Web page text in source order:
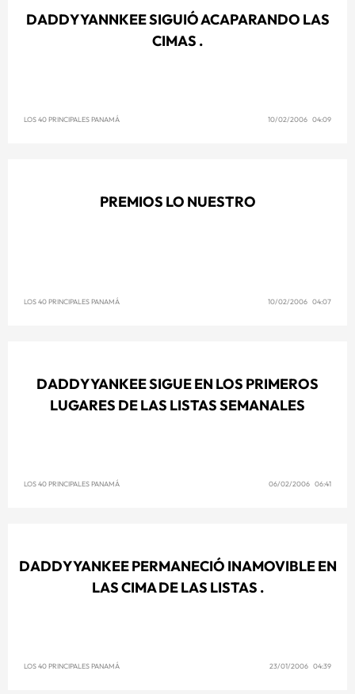
DADDY YANNKEE SIGUIÓ ACAPARANDO LAS
CIMAS .
LOS 40 PRINCIPALES PANAMÁ 10/02/2006 04:09
PREMIOS LO NUESTRO
LOS 40 PRINCIPALES PANAMÁ 10/02/2006 04:07
DADDY YANKEE SIGUE EN LOS PRIMEROS
LUGARES DE LAS LISTAS SEMANALES
LOS 40 PRINCIPALES PANAMÁ 06/02/2006 06:41
DADDY YANKEE PERMANECIÓ INAMOVIBLE EN
LAS CIMA DE LAS LISTAS .
LOS 40 PRINCIPALES PANAMÁ 23/01/2006 04:39